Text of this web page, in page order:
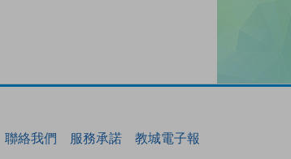
聯絡我們 服務承諾 教城電子報